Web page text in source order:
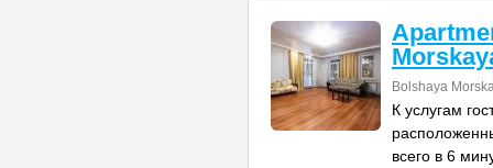
Bolshaya
К услугам
всего в 6